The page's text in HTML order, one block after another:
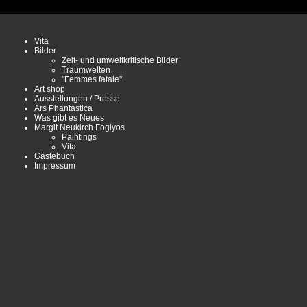
Vita
Bilder
Zeit- und umweltkritische Bilder
Traumwelten
"Femmes fatale"
Art shop
Ausstellungen / Presse
Ars Phantastica
Was gibt es Neues
Margit Neukirch Foglyos
Paintings
Vita
Gästebuch
Impressum